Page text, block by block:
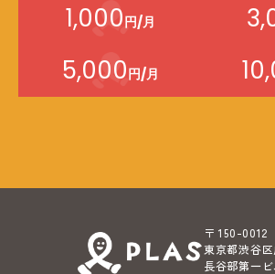
1,000円/月
5,000円/月
〒 150-0012
東京都渋谷
長谷部第一